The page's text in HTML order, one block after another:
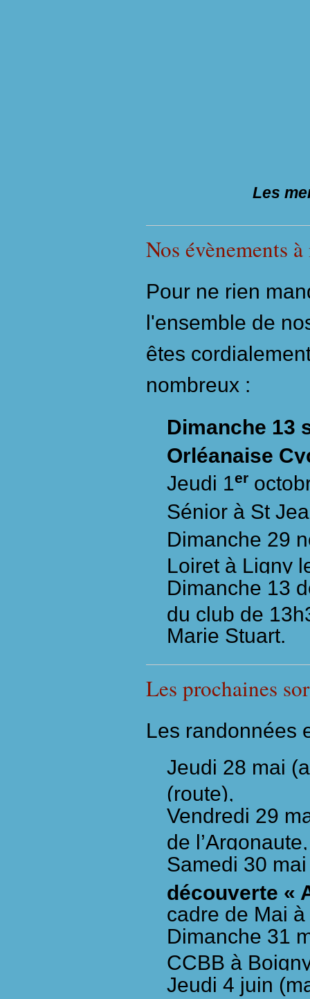
Les
Nos évènements
Pour ne rien
l'ensemble de
êtes
nombreux :
Dimanche 13
Orléanaise
Jeudi 1er
Sénior à St
Dimanche 29
Loiret à Ligny
Dimanche 13
du club de
Marie Stuart.
Les prochaines
Les randonnées
Jeudi 28 mai
(route),
Vendredi 29
de
Samedi 30
découverte «
cadre de Mai
Dimanche 31
CCBB à
Jeudi 4 juin